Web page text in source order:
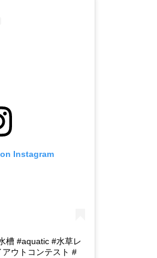
Instagram
槽 #aquatic #水草レ
ウトコンテスト #